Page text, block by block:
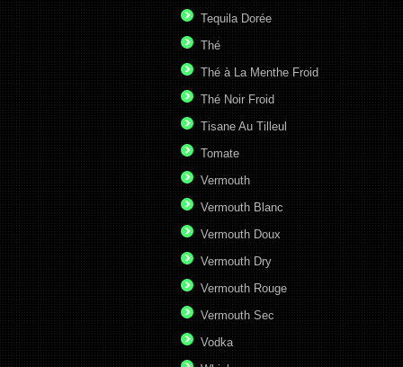
Tequila Dorée
Thé
Thé à La Menthe Froid
Thé Noir Froid
Tisane Au Tilleul
Tomate
Vermouth
Vermouth Blanc
Vermouth Doux
Vermouth Dry
Vermouth Rouge
Vermouth Sec
Vodka